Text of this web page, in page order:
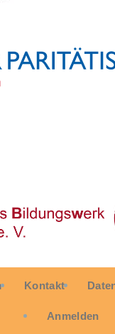
Kontakt
Anmelden